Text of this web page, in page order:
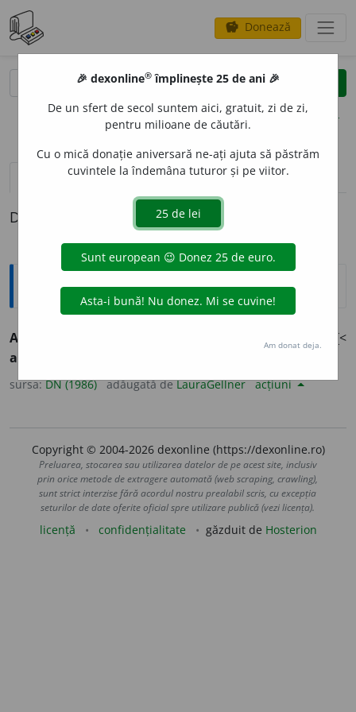
savings Donează
clear
opțiuni
definiții (1) pronunțievolume_up (2)
Definiția cu ID-ul 392513:
Explicative DEX
ADAPTABILIT
Însușirea de a fi adaptabil. [<
adaptabil
sursa:DN (1986) adăugată deLauraGellner acțiuni
Copyright © 2004-2026 dexonline (https://dexonline.ro)
Preluarea, stocarea sau utilizarea datelor de pe acest site, inclusiv
prin orice metode de extragere automată (web scraping, crawling),
sunt strict interzise fără acordul nostru prealabil scris, cu excepția
seturilor de date oferite oficial spre utilizare publică (vezi licența).
licență confidențialitate găzduit de Hosterion
🎉 dexonline® împlinește 25 de ani 🎉
De un sfert de secol suntem aici, gratuit, zi de zi,
pentru milioane de căutări.
Cu o mică donație aniversară ne-ați ajuta să păstrăm
cuvintele la îndemâna tuturor și pe viitor.
Am donat deja.